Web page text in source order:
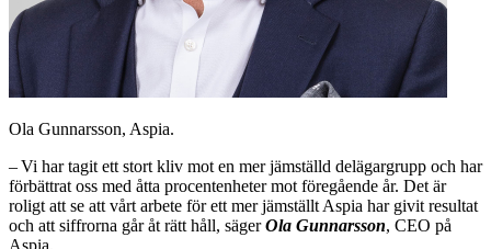
Ola Gunnarsson, Aspia.
– Vi har tagit ett stort kliv mot en mer jämställd delägargrupp och har
förbättrat oss med åtta procentenheter mot föregående år. Det är
roligt att se att vårt arbete för ett mer jämställt Aspia har givit resultat
och att siffrorna går åt rätt håll, sägerOla Gunnarsson, CEO på
Aspia.